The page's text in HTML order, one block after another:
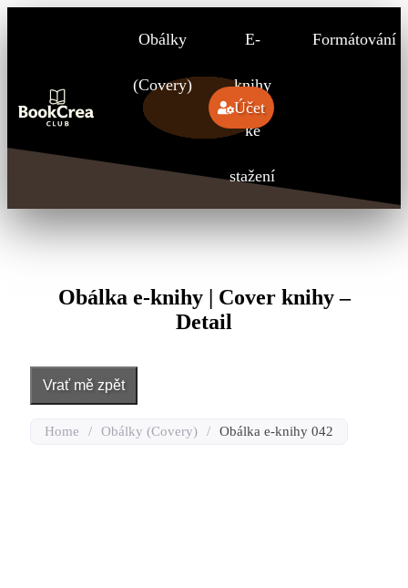
Obálky
(Covery)
E-
knihy
ke
stažení
Formátování
Účet
Obálka e-knihy | Cover knihy –
Detail
Vrať mě zpět
Home / Obálky (Covery) / Obálka e-knihy 042